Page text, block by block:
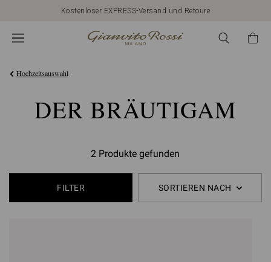
Kostenloser EXPRESS-Versand und Retoure
Hochzeitsauswahl
DER BRÄUTIGAM
2 Produkte gefunden
FILTER SORTIEREN NACH